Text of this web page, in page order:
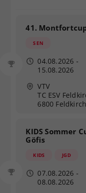
41.
SEN
04.08.2026 -
15.08.2026
VTV
TC ESV
6800 Feldkirch
KIDS Sommer
Göfis
KIDS JGD
07.08.2026 -
08.08.2026
Zweck